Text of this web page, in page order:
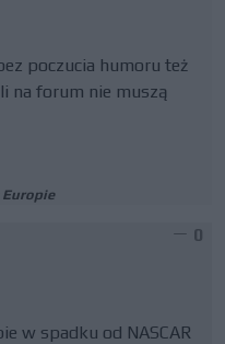
poczucia humoru też
na forum nie muszą
Europie
0
w spadku od NASCAR